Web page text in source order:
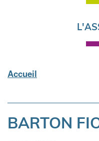
Accueil
BARTON